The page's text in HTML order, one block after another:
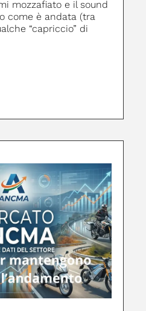
mozzafiato e il sound
come è andata (tra
“capriccio” di